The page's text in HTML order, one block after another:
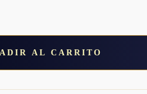
AL CARRITO